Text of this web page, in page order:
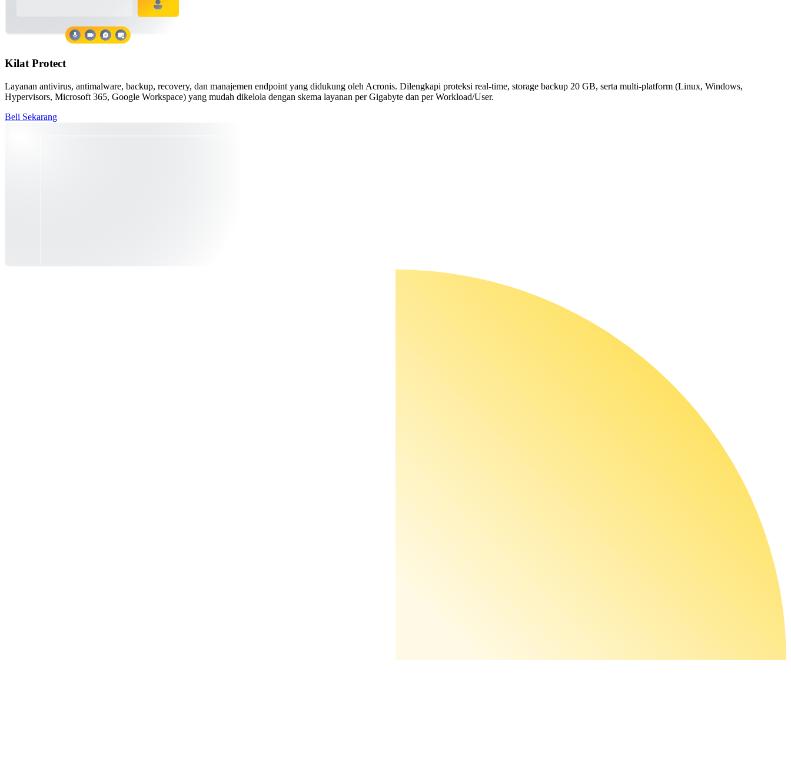
Kilat Protect
Layanan antivirus, antimalware, backup, recovery, dan manajemen endpoint yang didukung oleh Acronis. Dilengkapi proteksi real-time, storage backup 20 GB, serta multi-platform (Linux, Windows,
Hypervisors, Microsoft 365, Google Workspace) yang mudah dikelola dengan skema layanan per Gigabyte dan per Workload/User.
Beli Sekarang